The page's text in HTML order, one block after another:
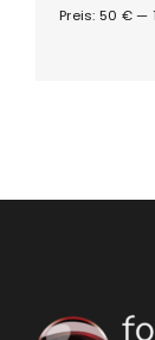
Preis: 50 €—